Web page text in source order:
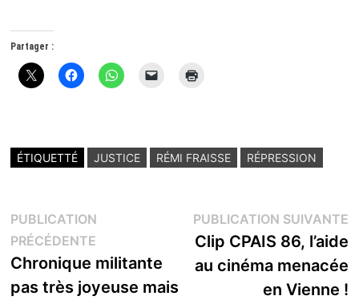
Partager :
ÉTIQUETTÉ JUSTICE RÉMI FRAISSE RÉPRESSION
Navigation
de
l’article
PUBLICATION
PRÉCÉDENTEPublication
précédente :
Chronique militante
pas très joyeuse mais
PUBLICATION SUIVANTE
Clip CPAIS 86, l’aide
au cinéma menacée
en Vienne !